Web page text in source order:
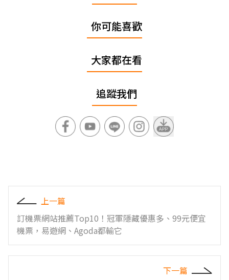
你可能喜歡
大家都在看
追蹤我們
上一篇
訂機票網站推薦Top10！冠軍隱藏優惠多、99元便宜
機票，易遊網、Agoda都輸它
下一篇